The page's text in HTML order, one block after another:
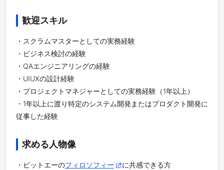
歓迎スキル
・スクラムマスターとしての実務経験
・ビジネス検討の経験
・QAエンジニアリングの経験
・UIUXの設計経験
・プロジェクトマネジャーとしての実務経験（1年以上）
・1年以上に渡り特定のシステム開発またはプロダクト開発に
従事した経験
求める人物像
・ビットエーのフィロソフィー
に共感できる方